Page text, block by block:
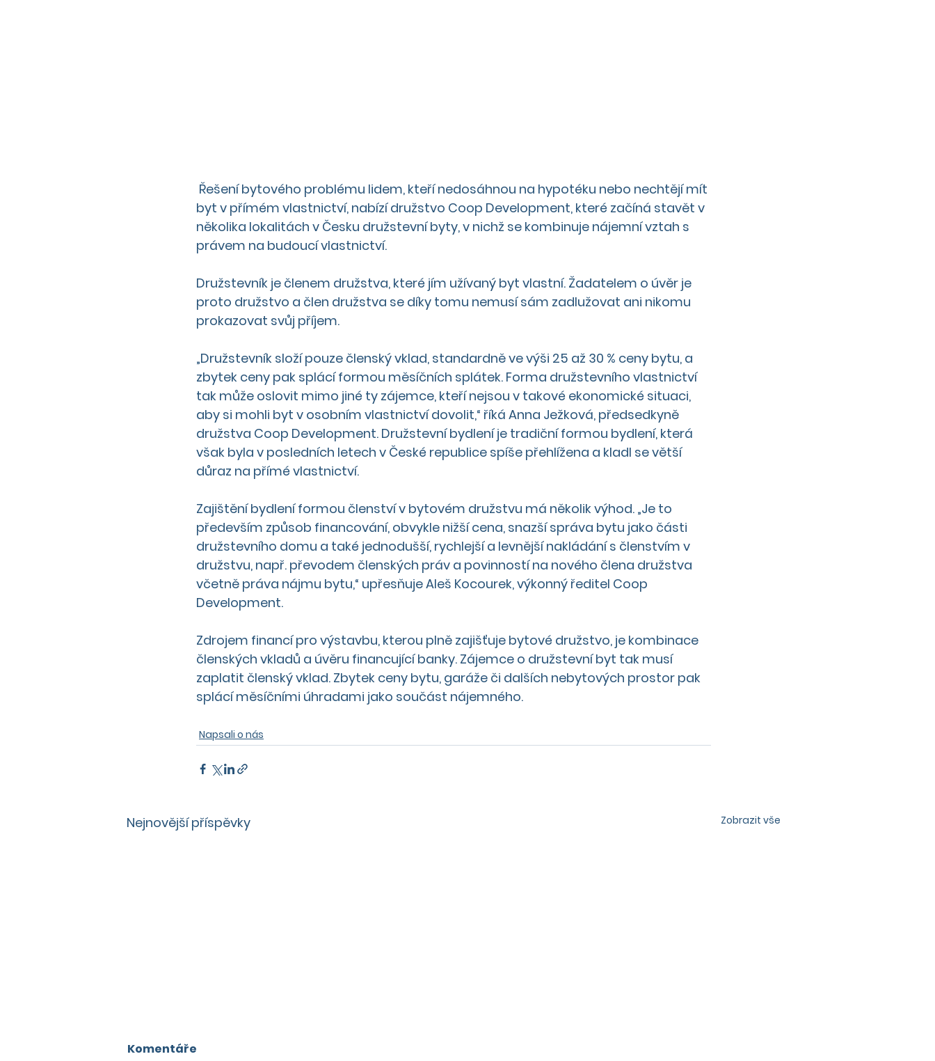
byt v přímém vlastnictví, nabízí družstvo Coop Development, které začíná stavět v
několika lokalitách v Česku družstevní byty, v nichž se kombinuje nájemní vztah s
právem na budoucí vlastnictví.
Družstevník je členem družstva, které jím užívaný byt vlastní. Žadatelem o úvěr je
proto družstvo a člen družstva se díky tomu nemusí sám zadlužovat ani nikomu
prokazovat svůj příjem.
„Družstevník složí pouze členský vklad, standardně ve výši 25 až 30 % ceny bytu, a
zbytek ceny pak splácí formou měsíčních splátek. Forma družstevního vlastnictví
tak může oslovit mimo jiné ty zájemce, kteří nejsou v takové ekonomické situaci,
aby si mohli byt v osobním vlastnictví dovolit,“ říká Anna Ježková, předsedkyně
družstva Coop Development. Družstevní bydlení je tradiční formou bydlení, která
však byla v posledních letech v České republice spíše přehlížena a kladl se větší
důraz na přímé vlastnictví.
Zajištění bydlení formou členství v bytovém družstvu má několik výhod. „Je to
především způsob financování, obvykle nižší cena, snazší správa bytu jako části
družstevního domu a také jednodušší, rychlejší a levnější nakládání s členstvím v
družstvu, např. převodem členských práv a povinností na nového člena družstva
včetně práva nájmu bytu,“ upřesňuje Aleš Kocourek, výkonný ředitel Coop
Development.
Zdrojem financí pro výstavbu, kterou plně zajišťuje bytové družstvo, je kombinace
členských vkladů a úvěru financující banky. Zájemce o družstevní byt tak musí
zaplatit členský vklad. Zbytek ceny bytu, garáže či dalších nebytových prostor pak
splácí měsíčními úhradami jako součást nájemného.
Napsali o nás
Nejnovější příspěvky Zobrazit vše
Komentáře